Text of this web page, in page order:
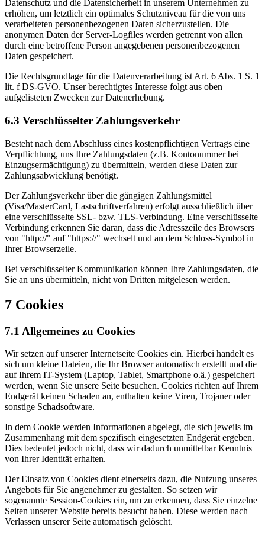
Datenschutz und die Datensicherheit in unserem Unternehmen zu
erhöhen, um letztlich ein optimales Schutzniveau für die von uns
verarbeiteten personenbezogenen Daten sicherzustellen. Die
anonymen Daten der Server-Logfiles werden getrennt von allen
durch eine betroffene Person angegebenen personenbezogenen
Daten gespeichert.
Die Rechtsgrundlage für die Datenverarbeitung ist Art. 6 Abs. 1 S. 1
lit. f DS-GVO. Unser berechtigtes Interesse folgt aus oben
aufgelisteten Zwecken zur Datenerhebung.
6.3 Verschlüsselter Zahlungsverkehr
Besteht nach dem Abschluss eines kostenpflichtigen Vertrags eine
Verpflichtung, uns Ihre Zahlungsdaten (z.B. Kontonummer bei
Einzugsermächtigung) zu übermitteln, werden diese Daten zur
Zahlungsabwicklung benötigt.
Der Zahlungsverkehr über die gängigen Zahlungsmittel
(Visa/MasterCard, Lastschriftverfahren) erfolgt ausschließlich über
eine verschlüsselte SSL- bzw. TLS-Verbindung. Eine verschlüsselte
Verbindung erkennen Sie daran, dass die Adresszeile des Browsers
von "http://" auf "https://" wechselt und an dem Schloss-Symbol in
Ihrer Browserzeile.
Bei verschlüsselter Kommunikation können Ihre Zahlungsdaten, die
Sie an uns übermitteln, nicht von Dritten mitgelesen werden.
7 Cookies
7.1 Allgemeines zu Cookies
Wir setzen auf unserer Internetseite Cookies ein. Hierbei handelt es
sich um kleine Dateien, die Ihr Browser automatisch erstellt und die
auf Ihrem IT-System (Laptop, Tablet, Smartphone o.ä.) gespeichert
werden, wenn Sie unsere Seite besuchen. Cookies richten auf Ihrem
Endgerät keinen Schaden an, enthalten keine Viren, Trojaner oder
sonstige Schadsoftware.
In dem Cookie werden Informationen abgelegt, die sich jeweils im
Zusammenhang mit dem spezifisch eingesetzten Endgerät ergeben.
Dies bedeutet jedoch nicht, dass wir dadurch unmittelbar Kenntnis
von Ihrer Identität erhalten.
Der Einsatz von Cookies dient einerseits dazu, die Nutzung unseres
Angebots für Sie angenehmer zu gestalten. So setzen wir
sogenannte Session-Cookies ein, um zu erkennen, dass Sie einzelne
Seiten unserer Website bereits besucht haben. Diese werden nach
Verlassen unserer Seite automatisch gelöscht.